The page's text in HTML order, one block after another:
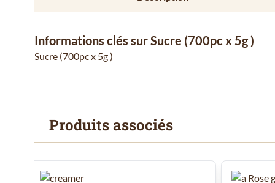
Informations clés sur Sucre (700pc x 5g )
Sucre (700pc x 5g )
Produits associés
Il est possible de naviguer entre les éléments du
Cliquer pour passer le carrousel